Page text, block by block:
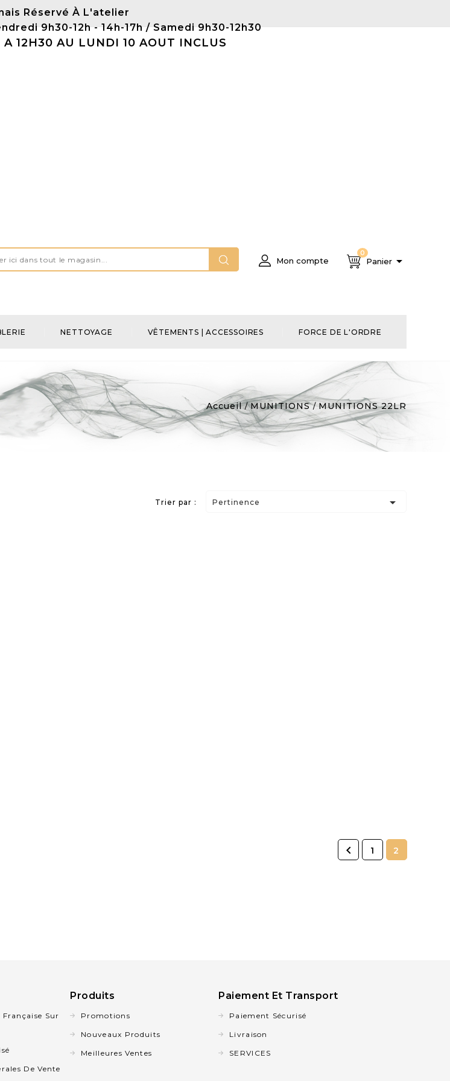
Réservé À L'atelier
9h30-12h - 14h-17h / Samedi 9h30-12h30
12H30 AU LUNDI 10 AOUT INCLUS
0
Panier 
Mon compte
NETTOYAGE VÊTEMENTS | ACCESSOIRES FORCE DE L'ORDRE
Accueil MUNITIONS MUNITIONS 22LR
Trier par : Pertinence 
 1 2
Sur
De Vente
Produits
Promotions
Nouveaux Produits
Meilleures Ventes
Paiement Et Transport
Paiement Sécurisé
Livraison
SERVICES